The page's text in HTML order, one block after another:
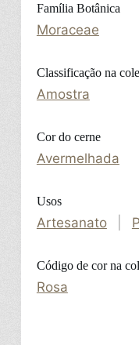
Família Botânica
Moraceae
Classificação na
Amostra
Cor do cerne
Avermelhada
Usos
Artesanato
Código de cor na
Rosa